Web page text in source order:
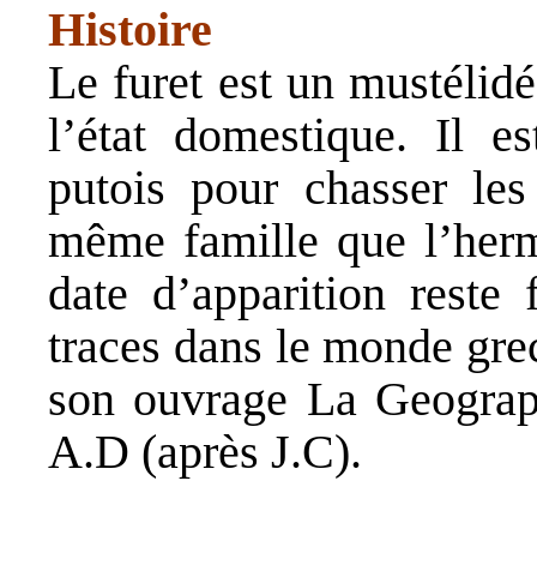
Histoire
Le furet est unmustélidé
l’état domestique. Il
putois pour chasser
même famille que
date d’apparition
traces dans le monde
son ouvrage La
A.D (après J.C).